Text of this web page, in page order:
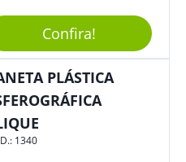
Empresa Em Eventos,
Corporativas Ou Até
Para Presentear
E Parceiros De
Empresa.
Confira!
PLÁSTICA
1340